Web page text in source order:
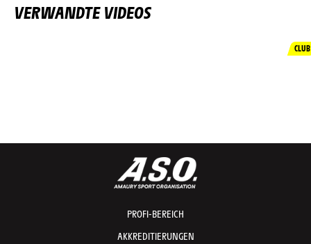
VERWANDTE VIDEOS
CLUB
PROFI-BEREICH
AKKREDITIERUNGEN